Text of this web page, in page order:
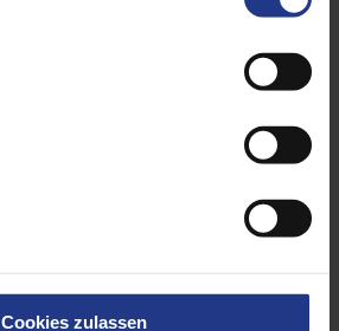
Cookies zulassen